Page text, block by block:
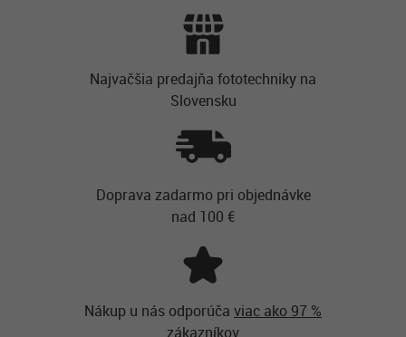
Najvačšia predajňa fototechniky na
Slovensku
Doprava zadarmo pri objednávke
nad 100 €
Nákup u nás odporúča viac ako 97 %
zákazníkov